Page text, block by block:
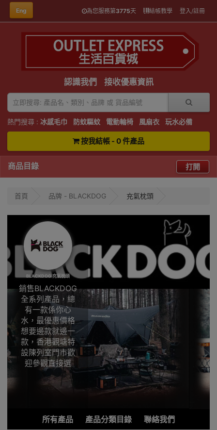
Eng 為您服務第3775天 結帳教學 登入/註冊
認識我們 接收優惠資訊
熱門搜尋 : 冰感毛巾 防蚊驅蚊 電動輪椅 風扇衣 玩水必備
按我結帳 - 0 件產品
商品目錄 打開
首頁 品牌 - BLACKDOG 充氣枕頭
BLACKDOG 充氣枕頭
銷售BLACKDOG
全系列產品，總
有一款係你心
水，最優惠價格
想要邊款就邊一
款，香港觀塘特
設陳列室門市歡
迎參觀直接選
購。
綠、藍和紅等等
所有產品 產品分類目錄 聯絡我們